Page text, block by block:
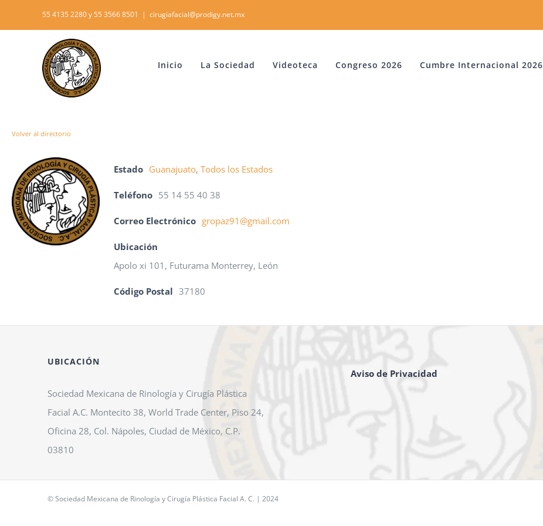
to
55 4135 2280 y 55 3566 8501 | cirugiafacial@prodigy.net.mx
Inicio La Sociedad Videoteca Congreso 2026 Cumbre Internacional 2026
Volver al directorio
Estado Guanajuato, Todos los Estados
Teléfono 55 14 55 40 38
Correo Electrónico gropaz91@gmail.com
Ubicación
Apolo xi 101, Futurama Monterrey, León
Código Postal 37180
UBICACIÓN
Sociedad Mexicana de Rinología y Cirugía Plástica
Facial A.C. Montecito 38, World Trade Center, Piso 24,
Oficina 28, Col. Nápoles, Ciudad de México, C.P.
03810
Aviso de Privacidad
© Sociedad Mexicana de Rinología y Cirugía Plástica Facial A. C. | 2024